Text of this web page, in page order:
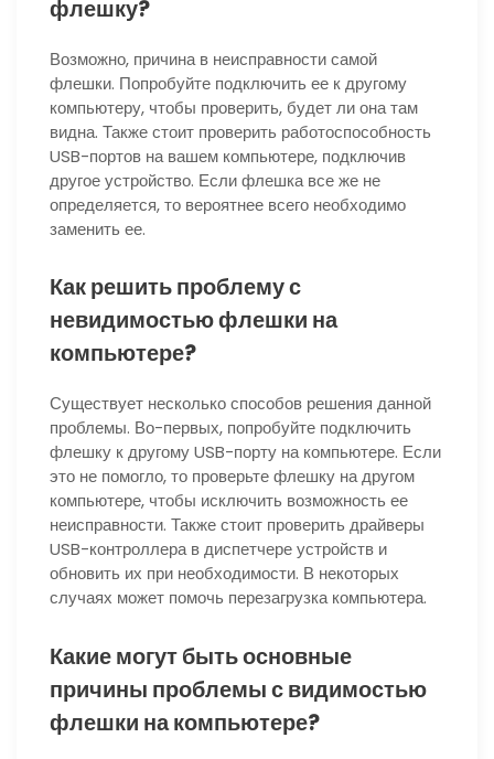
флешку?
Возможно, причина в неисправности самой
флешки. Попробуйте подключить ее к другому
компьютеру, чтобы проверить, будет ли она там
видна. Также стоит проверить работоспособность
USB-портов на вашем компьютере, подключив
другое устройство. Если флешка все же не
определяется, то вероятнее всего необходимо
заменить ее.
Как решить проблему с
невидимостью флешки на
компьютере?
Существует несколько способов решения данной
проблемы. Во-первых, попробуйте подключить
флешку к другому USB-порту на компьютере. Если
это не помогло, то проверьте флешку на другом
компьютере, чтобы исключить возможность ее
неисправности. Также стоит проверить драйверы
USB-контроллера в диспетчере устройств и
обновить их при необходимости. В некоторых
случаях может помочь перезагрузка компьютера.
Какие могут быть основные
причины проблемы с видимостью
флешки на компьютере?